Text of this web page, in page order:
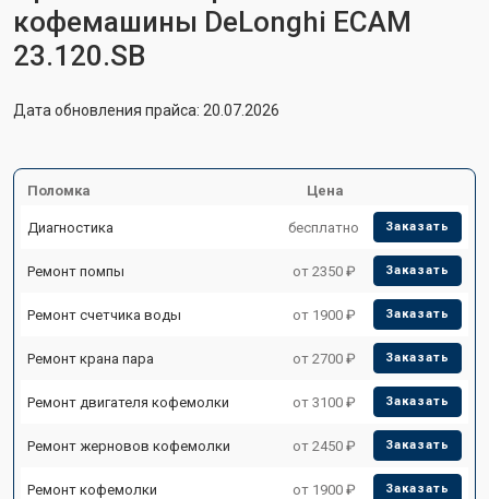
кофемашины DeLonghi ECAM
23.120.SB
Дата обновления прайса: 20.07.2026
Поломка Цена
Диагностика бесплатно Заказать
Ремонт помпы от 2350 ₽ Заказать
Ремонт счетчика воды от 1900 ₽ Заказать
Ремонт крана пара от 2700 ₽ Заказать
Ремонт двигателя кофемолки от 3100 ₽ Заказать
Ремонт жерновов кофемолки от 2450 ₽ Заказать
Ремонт кофемолки от 1900 ₽ Заказать